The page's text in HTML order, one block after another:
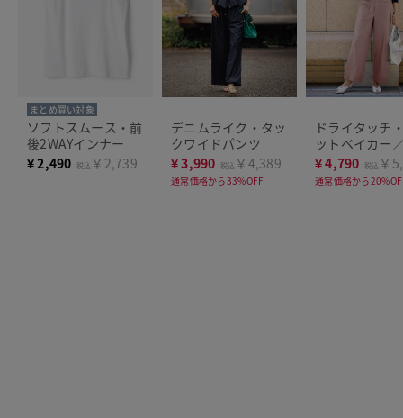
まとめ買い対象
ソフトスムース・前
後2WAYインナー
¥2,490 税込 ￥2,739
デニムライク・タッ
クワイドパンツ
¥3,990 税込 ￥4,389
通常価格から33%OFF
ドライタッチ
ットベイカー
68cm
¥4,790 税込 ￥
通常価格から